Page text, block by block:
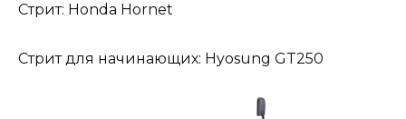
Стрит: Honda Hornet
Стрит для начинающих: Hyosung GT250